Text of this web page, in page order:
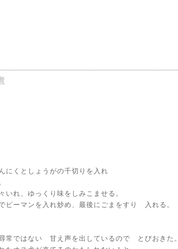
にくとしょうがの千切りを入れ
れ、ゆっくり味をしみこませる。
ーマンを入れ炒め、最後にごまをすり 入れる。
常ではない 甘え声を出しているので とびおきた。